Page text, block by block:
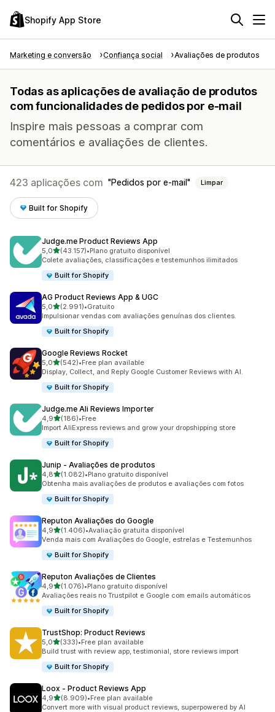
Shopify App Store
Marketing e conversão Confiança social Avaliações de produtos
Todas as aplicações de avaliação de produtos
com funcionalidades de pedidos por e-mail
Inspire mais pessoas a comprar com
comentários e avaliações de clientes.
423 aplicações com Pedidos por e-mail Limpar
Built for Shopify
Judge.me Product Reviews App
5,0de 5 estrelas
(43.157)
43157 total de avaliações
•Plano gratuito disponível
Colete avaliações, classificações e testemunhos ilimitados
Built for Shopify
AG Product Reviews App & UGC
5,0de 5 estrelas
(2.991)
2991 total de avaliações
•Gratuito
Impulsionar vendas com avaliações genuínas dos clientes.
Built for Shopify
Google Reviews Rocket
5,0de 5 estrelas
(542)
542 total de avaliações
•Free plan available
Display, Collect, and Reply Google Customer Reviews with AI.
Built for Shopify
Judge.me Ali Reviews Importer
4,9de 5 estrelas
(186)
186 total de avaliações
•Free
Import AliExpress reviews and grow your dropshipping store
Built for Shopify
Junip ‑ Avaliações de produtos
4,8de 5 estrelas
(1.082)
1082 total de avaliações
•Plano gratuito disponível
Obtenha mais avaliações de produtos e avaliações com fotos
Built for Shopify
Reputon Avaliações do Google
4,9de 5 estrelas
(1.406)
1406 total de avaliações
•Avaliação gratuita disponível
Venda mais com Avaliações do Google, estrelas e Testemunhos
Built for Shopify
Reputon Avaliações de Clientes
4,9de 5 estrelas
(1.076)
1076 total de avaliações
•Plano gratuito disponível
Avaliações reais no Trustpilot e Google com emails automáticos
Built for Shopify
TrustShop: Product Reviews
5,0de 5 estrelas
(333)
333 total de avaliações
•Free plan available
Build trust with review app, testimonial, store reviews import
Built for Shopify
Loox ‑ Product Reviews App
4,9de 5 estrelas
(8.909)
8909 total de avaliações
•Free plan available
Convert more with visual product reviews, superpowered by AI